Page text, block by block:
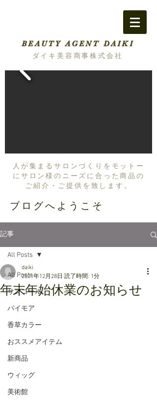
BEAUTY AGENT DAIKI
ダイキ美容商事株式会社
人が集まるサロンづくりをモットー
にサロン様のニーズに合った商品の
ご紹介・ご提供を致します。
ブログへようこそ
記事
All Posts
サンコール
パイモア
香草カラー
おススメアイテム
新商品
ウィッグ
美術館
All Posts
年末年始休業のお知らせ
daiki
2021年12月28日 読了時間: 1分